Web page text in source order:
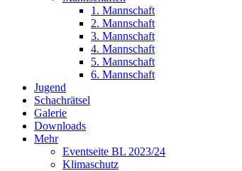
1. Mannschaft
2. Mannschaft
3. Mannschaft
4. Mannschaft
5. Mannschaft
6. Mannschaft
Jugend
Schachrätsel
Galerie
Downloads
Mehr
Eventseite BL 2023/24
Klimaschutz